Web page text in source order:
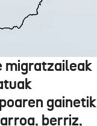
migratzaileak
gainetik
berriz,